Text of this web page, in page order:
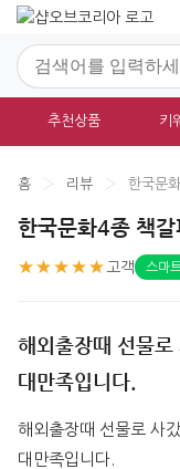
추천상품 키
홈 › 리뷰 › 한국문
한국문화4종 책
★★★★★ 고객 스마
해외출장때 선물로
대만족입니다.
해외출장때 선물로 사
대만족입니다.